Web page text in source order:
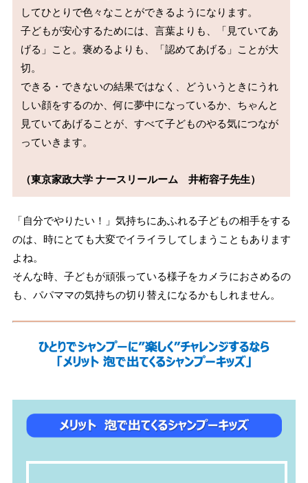
してひとりで色々なことができるようになります。
子どもが安心するためには、言葉よりも、「見ていてあ
げる」こと。褒めるよりも、「認めてあげる」ことが大
切。
できる・できないの結果ではなく、どういうときにうれ
しい顔をするのか、何に夢中になっているか、ちゃんと
見ていてあげることが、すべて子どものやる気につなが
っていきます。
（東京家政大学 ナースリールーム　井桁容子先生）
「自分でやりたい！」気持ちにあふれる子どもの相手をする
のは、時にとても大変でイライラしてしまうこともあります
よね。
そんな時、子どもが頑張っている様子をカメラにおさめるの
も、パパママの気持ちの切り替えになるかもしれません。